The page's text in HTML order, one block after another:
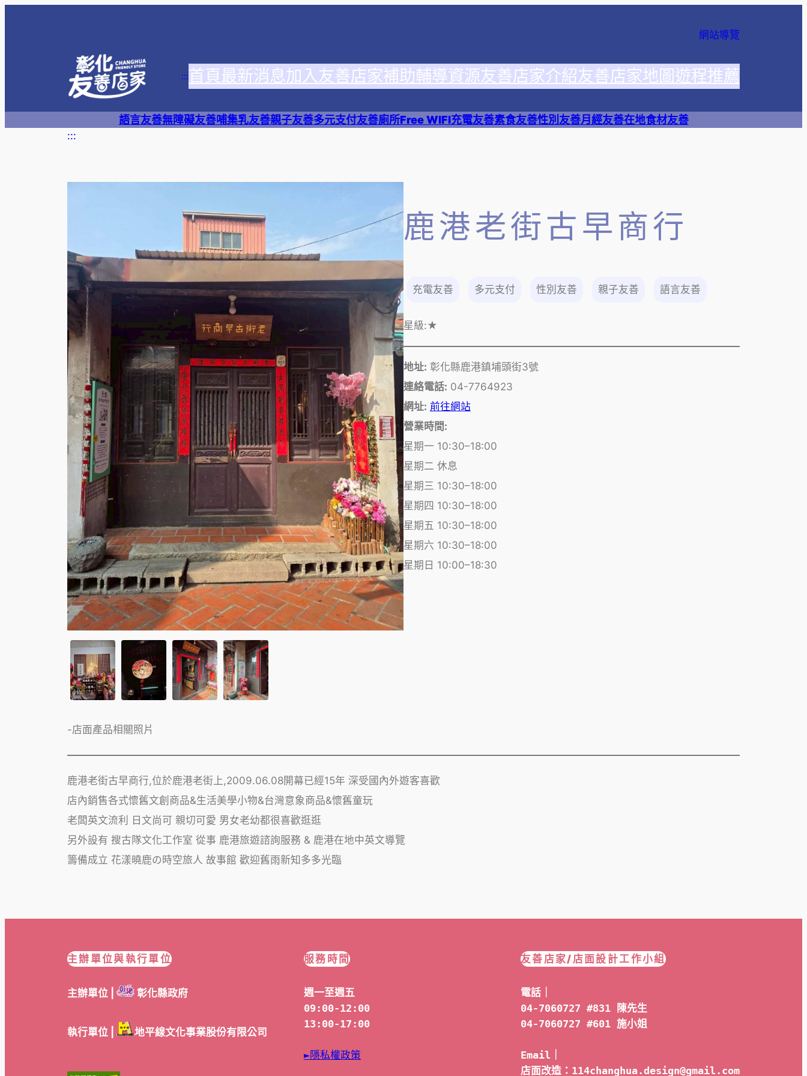
網站導覽
:::首頁最新消息加入友善店家補助輔導資源友善店家介紹友善店家地圖遊程推薦
語言友善無障礙友善哺集乳友善親子友善多元支付友善廁所Free WIFI充電友善素食友善性別友善月經友善在地食材友善
:::
-店面產品相關照片
鹿港老街古早商行
充電友善 多元支付 性別友善 親子友善 語言友善
星級:★
地址: 彰化縣鹿港鎮埔頭街3號
連絡電話: 04-7764923
網址: 前往網站
營業時間:
星期一 10:30–18:00
星期二 休息
星期三 10:30–18:00
星期四 10:30–18:00
星期五 10:30–18:00
星期六 10:30–18:00
星期日 10:00–18:30
鹿港老街古早商行,位於鹿港老街上,2009.06.08開幕已經15年 深受國內外遊客喜歡
店內銷售各式懷舊文創商品&生活美學小物&台灣意象商品&懷舊童玩
老闆英文流利 日文尚可 親切可愛 男女老幼都很喜歡逛逛
另外設有 搜古隊文化工作室 從事 鹿港旅遊諮詢服務 & 鹿港在地中英文導覽
籌備成立 花漾曉鹿の時空旅人 故事館 歡迎舊雨新知多多光臨
主辦單位與執行單位
主辦單位 | 彰化縣政府
執行單位 | 地平線文化事業股份有限公司
服務時間
週一至週五
09:00-12:00
13:00-17:00
►隱私權政策
友善店家/店面設計工作小組
電話｜
04-7060727 #831 陳先生
04-7060727 #601 施小姐
Email｜
店面改造：114changhua.design@gmail.com